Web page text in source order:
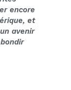
encore
et
avenir